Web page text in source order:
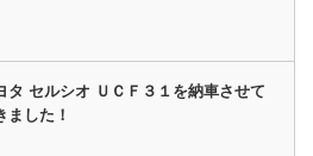
タ セルシオ ＵＣＦ３１を納車させて
ました！